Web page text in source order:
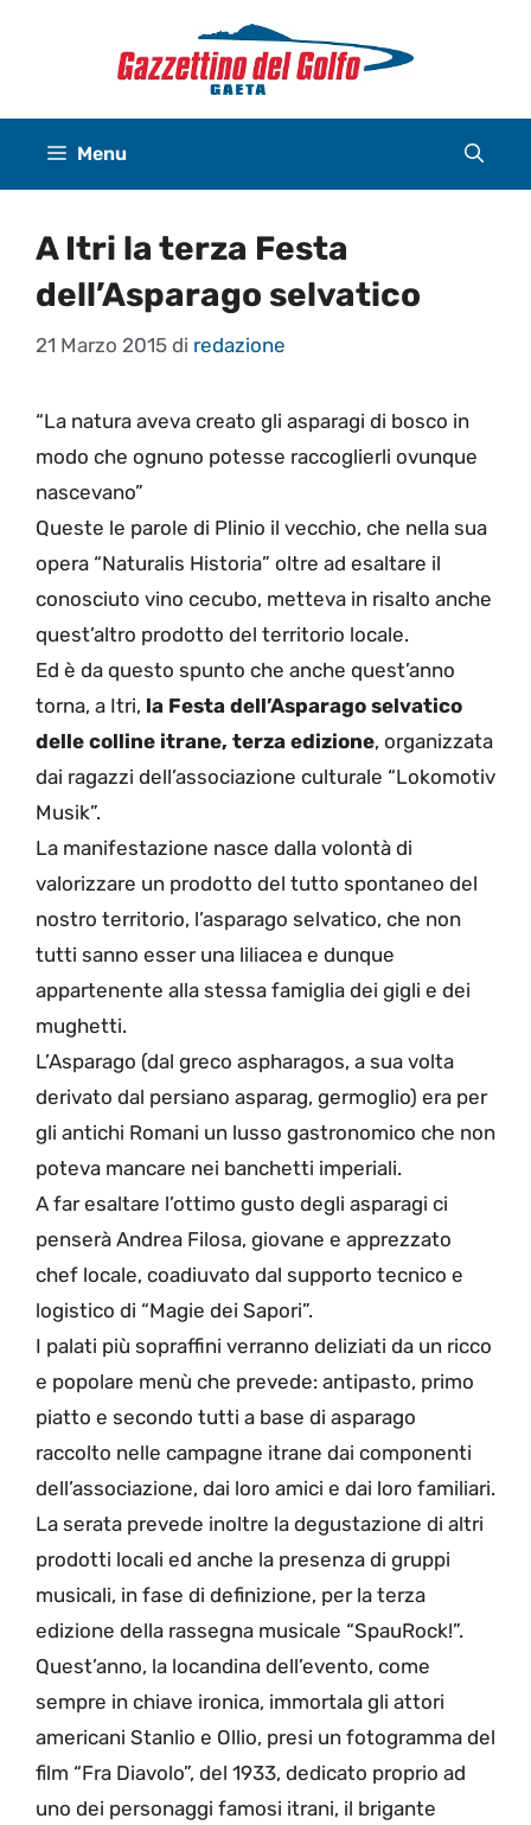
Menu
A Itri la terza Festa
dell’Asparago selvatico
21 Marzo 2015 di redazione
“La natura aveva creato gli asparagi di bosco in
modo che ognuno potesse raccoglierli ovunque
nascevano”
Queste le parole di Plinio il vecchio, che nella sua
opera “Naturalis Historia” oltre ad esaltare il
conosciuto vino cecubo, metteva in risalto anche
quest’altro prodotto del territorio locale.
Ed è da questo spunto che anche quest’anno
torna, a Itri, la Festa dell’Asparago selvatico
delle colline itrane, terza edizione, organizzata
dai ragazzi dell’associazione culturale “Lokomotiv
Musik”.
La manifestazione nasce dalla volontà di
valorizzare un prodotto del tutto spontaneo del
nostro territorio, l’asparago selvatico, che non
tutti sanno esser una liliacea e dunque
appartenente alla stessa famiglia dei gigli e dei
mughetti.
L’Asparago (dal greco aspharagos, a sua volta
derivato dal persiano asparag, germoglio) era per
gli antichi Romani un lusso gastronomico che non
poteva mancare nei banchetti imperiali.
A far esaltare l’ottimo gusto degli asparagi ci
penserà Andrea Filosa, giovane e apprezzato
chef locale, coadiuvato dal supporto tecnico e
logistico di “Magie dei Sapori”.
I palati più sopraffini verranno deliziati da un ricco
e popolare menù che prevede: antipasto, primo
piatto e secondo tutti a base di asparago
raccolto nelle campagne itrane dai componenti
dell’associazione, dai loro amici e dai loro familiari.
La serata prevede inoltre la degustazione di altri
prodotti locali ed anche la presenza di gruppi
musicali, in fase di definizione, per la terza
edizione della rassegna musicale “SpauRock!”.
Quest’anno, la locandina dell’evento, come
sempre in chiave ironica, immortala gli attori
americani Stanlio e Ollio, presi un fotogramma del
film “Fra Diavolo”, del 1933, dedicato proprio ad
uno dei personaggi famosi itrani, il brigante